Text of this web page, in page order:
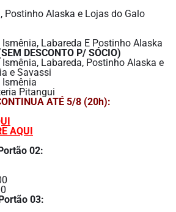
Postinho Alaska e Lojas do Galo
Labareda E Postinho Alaska
DESCONTO P/ SÓCIO)
Labareda, Postinho Alaska e
e Savassi
Pitangui
ATÉ 5/8 (20h):
AQUI
02:
03: